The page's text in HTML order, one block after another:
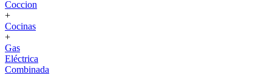
Coccion
+
Cocinas
+
Gas
Eléctrica
Combinada